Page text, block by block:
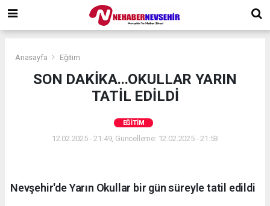
Anasayfa Eğitim
SON DAKİKA...OKULLAR YARIN
TATİL EDİLDİ
EĞITIM
12.02.2025 - 21:49, Güncelleme: 12.02.2025 - 21:53
Nevşehir'de Yarın Okullar bir gün süreyle tatil edildi